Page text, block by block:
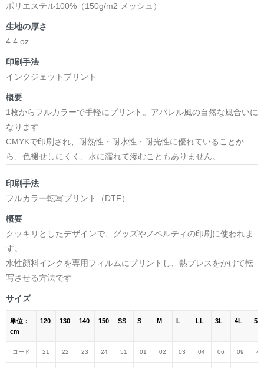
ポリエステル100%（150g/m2 メッシュ）
生地の厚さ
4.4 oz
印刷手法
インクジェットプリント
概要
1枚からフルカラーで手軽にプリント。アパレル風の自然な風合いに
なります
CMYKで印刷され、耐熱性・耐水性・耐光性に優れていることか
ら、色褪せしにくく、水に濡れて滲むこともありません。
印刷手法
フルカラー転写プリント（DTF）
概要
クッキリとしたデザインで、グッズやノベルティの印刷に使われま
す。
水性顔料インクを専用フィルムにプリントし、熱プレスをかけて転
写させる方法です
サイズ
単位：
cm
120 130 140 150 SS S M L LL 3L 4L 5L
コード 21 22 23 24 51 01 02 03 04 06 09 47